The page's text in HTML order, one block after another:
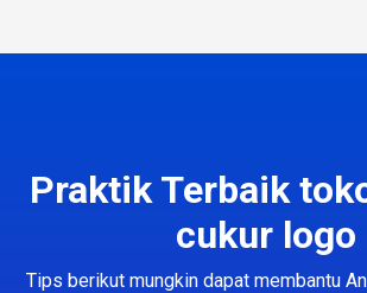
Praktik Terbaik
cukur logo
Tips berikut mungkin dapat membantu